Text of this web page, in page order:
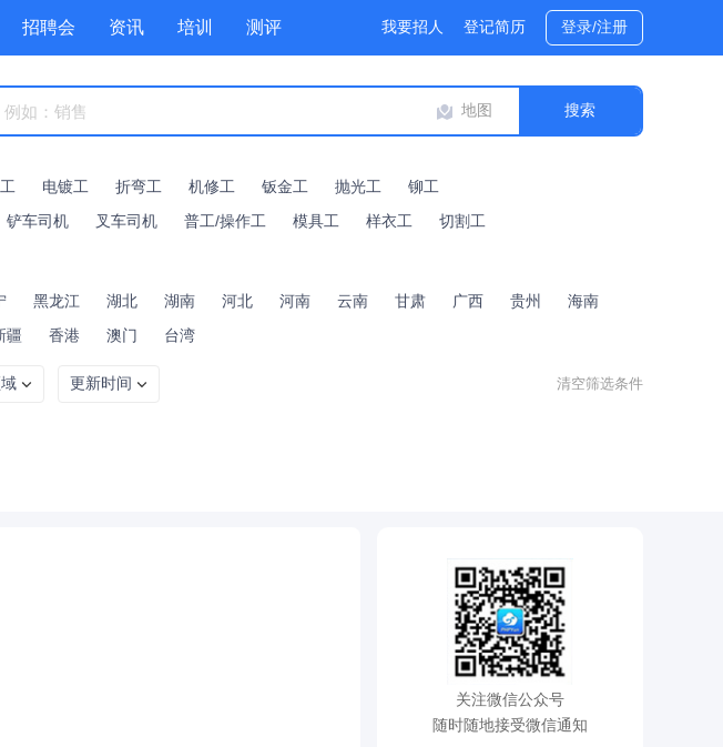
招聘会 资讯 培训 测评
赏金招聘
我要招人 登记简历 登录/注册
地图
电镀工 折弯工 机修工 钣金工 抛光工
铆工
铲车司机 叉车司机 普工/操作工 模具工 样衣工
切割工
黑龙江 湖北 湖南 河北 河南 云南 甘肃 广西 贵州
海南
疆 香港 澳门 台湾
更新时间 清空筛选条件
关注微信公众号
随时随地接受微信通知